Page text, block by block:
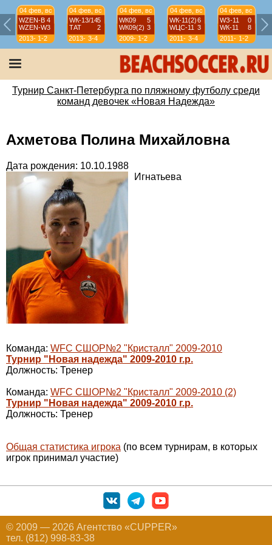
04 фев, вс
WZEN-B 4
WZEN-W3
2013-
14
1-2
04 фев, вс
WК-13/145
ТАТ
2
2013-
14
3-4
04 фев, вс
WК09
5
WК09(2) 3
2009-
10
1-2
04 фев, вс
WК-11(2)6
WЦС-11 3
2011-
12
3-4
04 фев, вс
WЗ-11
0
WК-11
8
2011-
12
1-2
Турнир Санкт-Петербурга по пляжному футболу среди
команд девочек «Новая Надежда»
Ахметова Полина Михайловна
Дата рождения: 10.10.1988
Игнатьева
Команда: WFC СШОР№2 "Кристалл" 2009-2010
Турнир "Новая надежда" 2009-2010 г.р.
Должность: Тренер
Команда: WFC СШОР№2 "Кристалл" 2009-2010 (2)
Турнир "Новая надежда" 2009-2010 г.р.
Должность: Тренер
Общая статистика игрока (по всем турнирам, в которых
игрок принимал участие)
© 2009 — 2026 Агентство «CUPPER»
тел. (812) 998-83-38